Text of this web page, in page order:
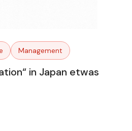
Management
in Japan etwas